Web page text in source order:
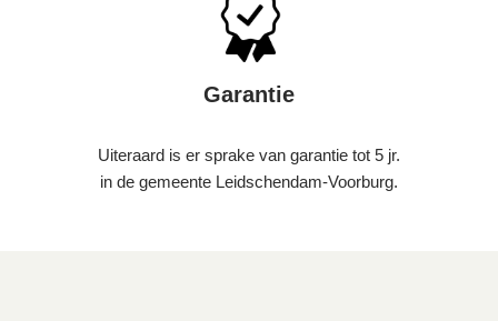
Garantie
Uiteraard is er sprake van garantie tot 5 jr.
in de gemeente Leidschendam-Voorburg.